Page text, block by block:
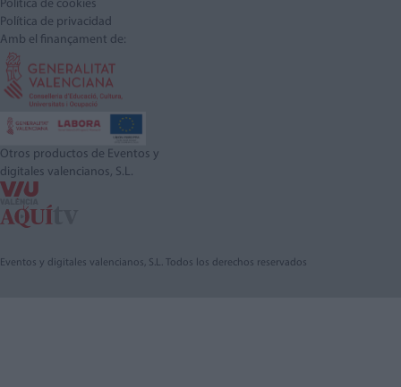
Política de cookies
Política de privacidad
Amb el finançament de:
Otros productos de Eventos y
digitales valencianos, S.L.
Eventos y digitales valencianos, S.L. Todos los derechos reservados